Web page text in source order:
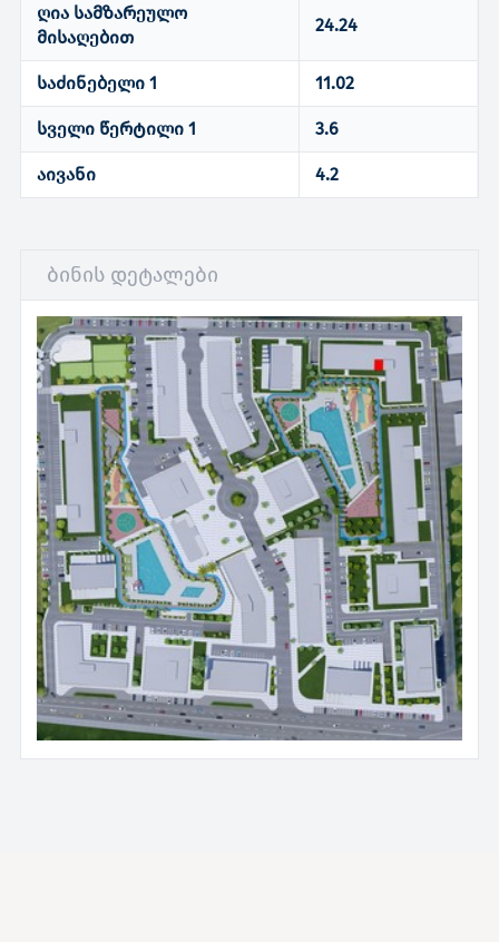
ღია სამზარეულო
მისაღებით
24.24
საძინებელი 1 11.02
სველი წერტილი 1 3.6
აივანი 4.2
ბინის დეტალები